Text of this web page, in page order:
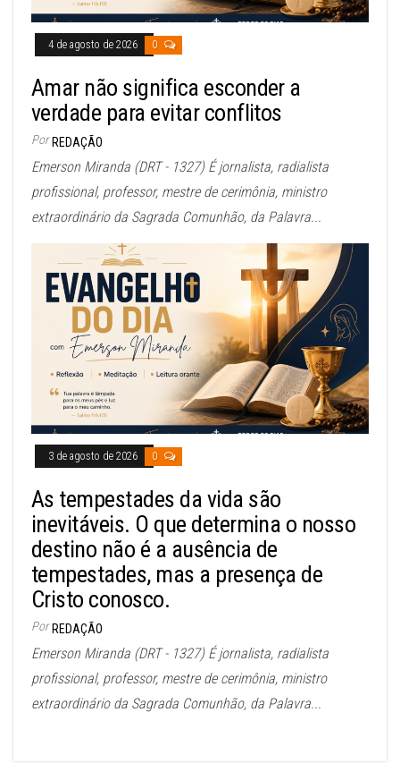
4 de agosto de 2026 0
Amar não significa esconder a
verdade para evitar conflitos
Por REDAÇÃO
Emerson Miranda (DRT - 1327) É jornalista, radialista
profissional, professor, mestre de cerimônia, ministro
extraordinário da Sagrada Comunhão, da Palavra...
3 de agosto de 2026 0
As tempestades da vida são
inevitáveis. O que determina o nosso
destino não é a ausência de
tempestades, mas a presença de
Cristo conosco.
Por REDAÇÃO
Emerson Miranda (DRT - 1327) É jornalista, radialista
profissional, professor, mestre de cerimônia, ministro
extraordinário da Sagrada Comunhão, da Palavra...